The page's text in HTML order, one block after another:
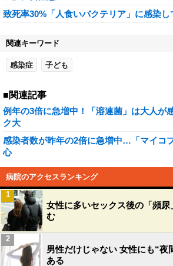
致死率30%「人食いバクテリア」に感染
関連キーワード
感染症 子ども
■関連記事
例年の3倍に急増中！「溶連菌」は大人が
ク大
感染者数が昨年の2倍に急増中…「マイコ
心
病院のアクセスランキング
女性に多いセックス後の「頻
む
1
男性だけじゃない 女性にも“夜
ある
2